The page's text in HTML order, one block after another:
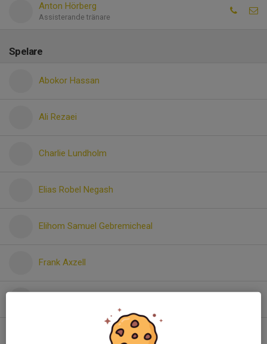
Anton Hörberg
Assisterande tränare
Spelare
Abokor Hassan
Ali Rezaei
Charlie Lundholm
Elias Robel Negash
Elihom Samuel Gebremicheal
Frank Axzell